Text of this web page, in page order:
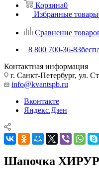
Корзина0
Избранные товары
Сравнение
8 800 700-36-83
Контактная информация
г. Санкт-Петербург, ул.
info@kvantspb.ru
Вконтакте
Яндекс.Дзен
Шапочка